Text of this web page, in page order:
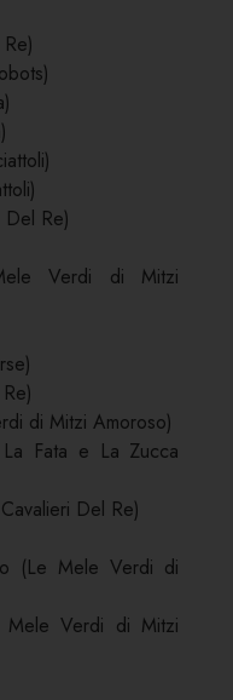
Del Re)
Verdi di Mitzi
di Mitzi Amoroso)
Fata e La Zucca
Del Re)
(Le Mele Verdi di
Mele Verdi di Mitzi